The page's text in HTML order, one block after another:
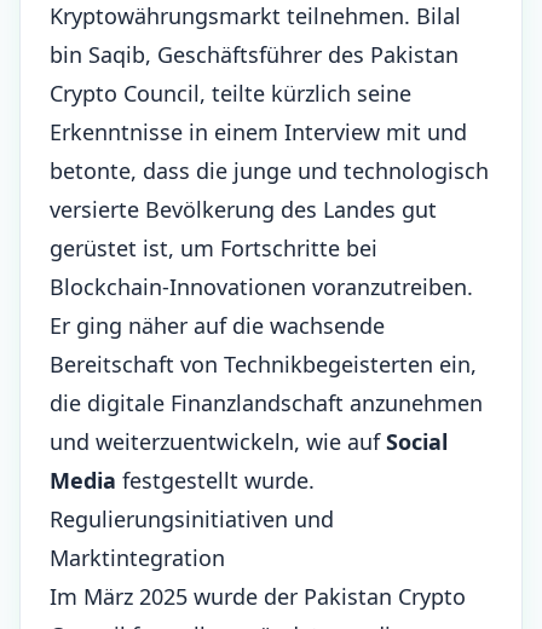
Kryptowährungsmarkt teilnehmen. Bilal
bin Saqib, Geschäftsführer des Pakistan
Crypto Council, teilte kürzlich seine
Erkenntnisse in einem Interview mit und
betonte, dass die junge und technologisch
versierte Bevölkerung des Landes gut
gerüstet ist, um Fortschritte bei
Blockchain-Innovationen voranzutreiben.
Er ging näher auf die wachsende
Bereitschaft von Technikbegeisterten ein,
die digitale Finanzlandschaft anzunehmen
und weiterzuentwickeln, wie aufSocial
Media festgestellt wurde.
Regulierungsinitiativen und
Marktintegration
Im März 2025 wurde der Pakistan Crypto